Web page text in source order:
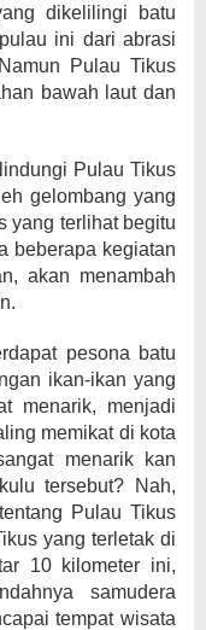
dikelilingi batu
ini dari abrasi
Pulau Tikus
bawah laut dan
Pulau Tikus
gelombang yang
yang terlihat begitu
beberapa kegiatan
akan menambah
pesona batu
ikan-ikan yang
menarik, menjadi
memikat di kota
menarik kan
tersebut? Nah,
Pulau Tikus
yang terletak di
10 kilometer ini,
samudera
tempat wisata